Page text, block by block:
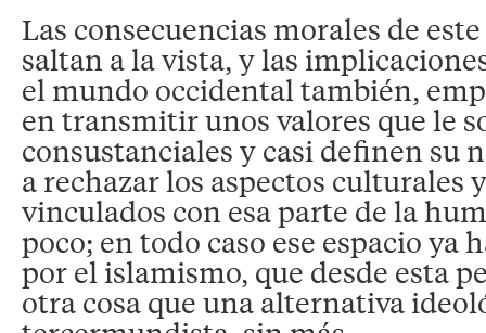
Las consecuencias morales de
saltan a la vista, y las
el mundo occidental también,
en transmitir unos valores que le
consustanciales y casi definen su
a rechazar los aspectos culturales
vinculados con esa parte de la
poco; en todo caso ese espacio ya
por el islamismo, que desde esta
otra cosa que una alternativa